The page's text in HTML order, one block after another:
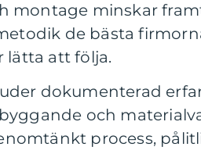
montage minskar
de bästa
lätta att följa.
dokumenterad
och
process,